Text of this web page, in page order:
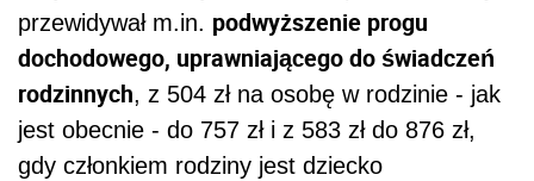
przewidywał m.in. podwyższenie progu
dochodowego, uprawniającego do świadczeń
rodzinnych, z 504 zł na osobę w rodzinie - jak
jest obecnie - do 757 zł i z 583 zł do 876 zł,
gdy członkiem rodziny jest dziecko